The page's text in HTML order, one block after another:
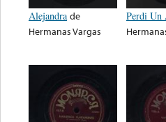
Alejandra de
Hermanas Vargas
Perdi Un